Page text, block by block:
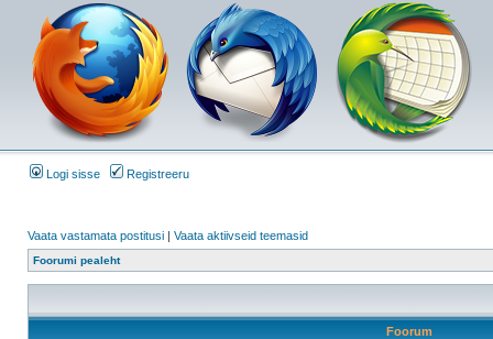
Logi sisse Registreeru
Vaata vastamata postitusi | Vaata aktiivseid teemasid
Foorumi pealeht
Foorum